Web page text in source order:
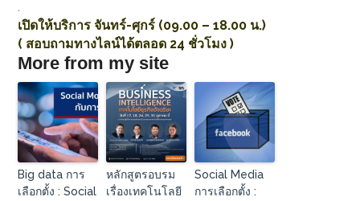
.
เปิดให้บริการ จันทร์-ศุกร์ (09.00 – 18.00 น.)
( สอบถามทางไลน์ได้ตลอด 24 ชั่วโมง )
More from my site
Big data การ
เลือกตั้ง : Social
หลักสูตรอบรม
เรื่องเทคโนโลยี
Social Media
การเลือกตั้ง :